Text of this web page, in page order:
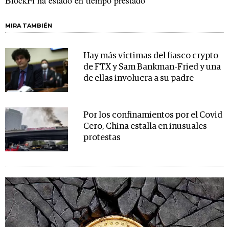
MIRA TAMBIÉN
Hay más víctimas del fiasco crypto
de FTX y Sam Bankman-Fried y una
de ellas involucra a su padre
Por los confinamientos por el Covid
Cero, China estalla en inusuales
protestas